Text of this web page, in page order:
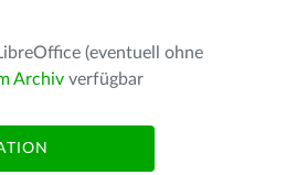
(eventuell ohne
Archiv verfügbar